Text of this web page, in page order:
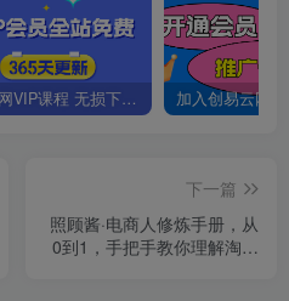
全网VIP课程 无损下载~
下一篇
照顾酱·电商人修炼手册，从
0到1，手把手教你理解淘宝